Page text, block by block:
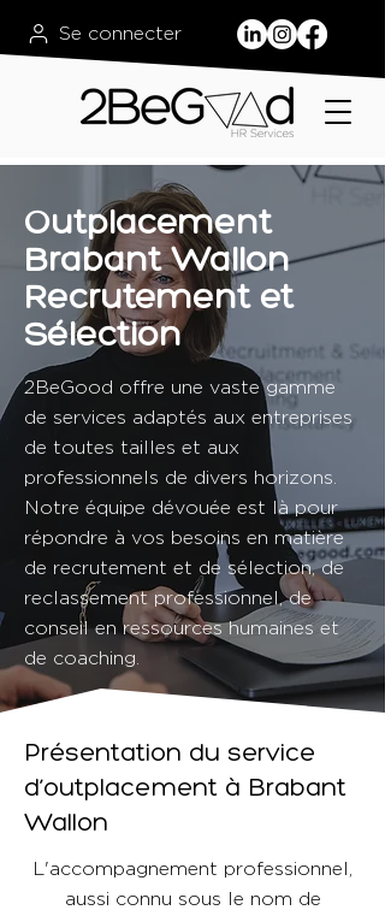
Se connecter
Outplacement
Brabant Wallon
Recrutement et
Sélection
2BeGood offre une vaste gamme
de services adaptés aux entreprises
de toutes tailles et aux
professionnels de divers horizons.
Notre équipe dévouée est là pour
répondre à vos besoins en matière
de recrutement et de sélection, de
reclassement professionnel, de
conseil en ressources humaines et
de coaching.
Présentation du service
d’outplacement à Brabant
Wallon
L'accompagnement professionnel,
aussi connu sous le nom de